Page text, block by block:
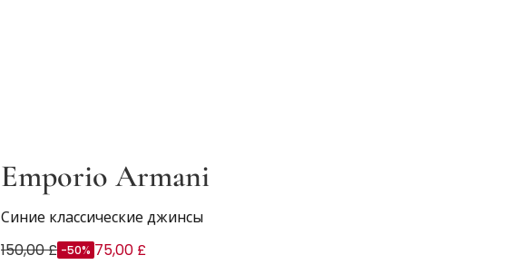
Emporio Armani
Синие классические джинсы
150,00 £ -50% 75,00 £